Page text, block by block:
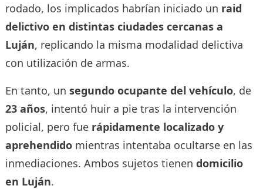
rodado, los implicados habrían iniciado un raid
delictivo en distintas ciudades cercanas a
Luján, replicando la misma modalidad delictiva
con utilización de armas.
En tanto, un segundo ocupante del vehículo, de
23 años, intentó huir a pie tras la intervención
policial, pero fue rápidamente localizado y
aprehendidomientras intentaba ocultarse en las
inmediaciones. Ambos sujetos tienen domicilio
en Luján.